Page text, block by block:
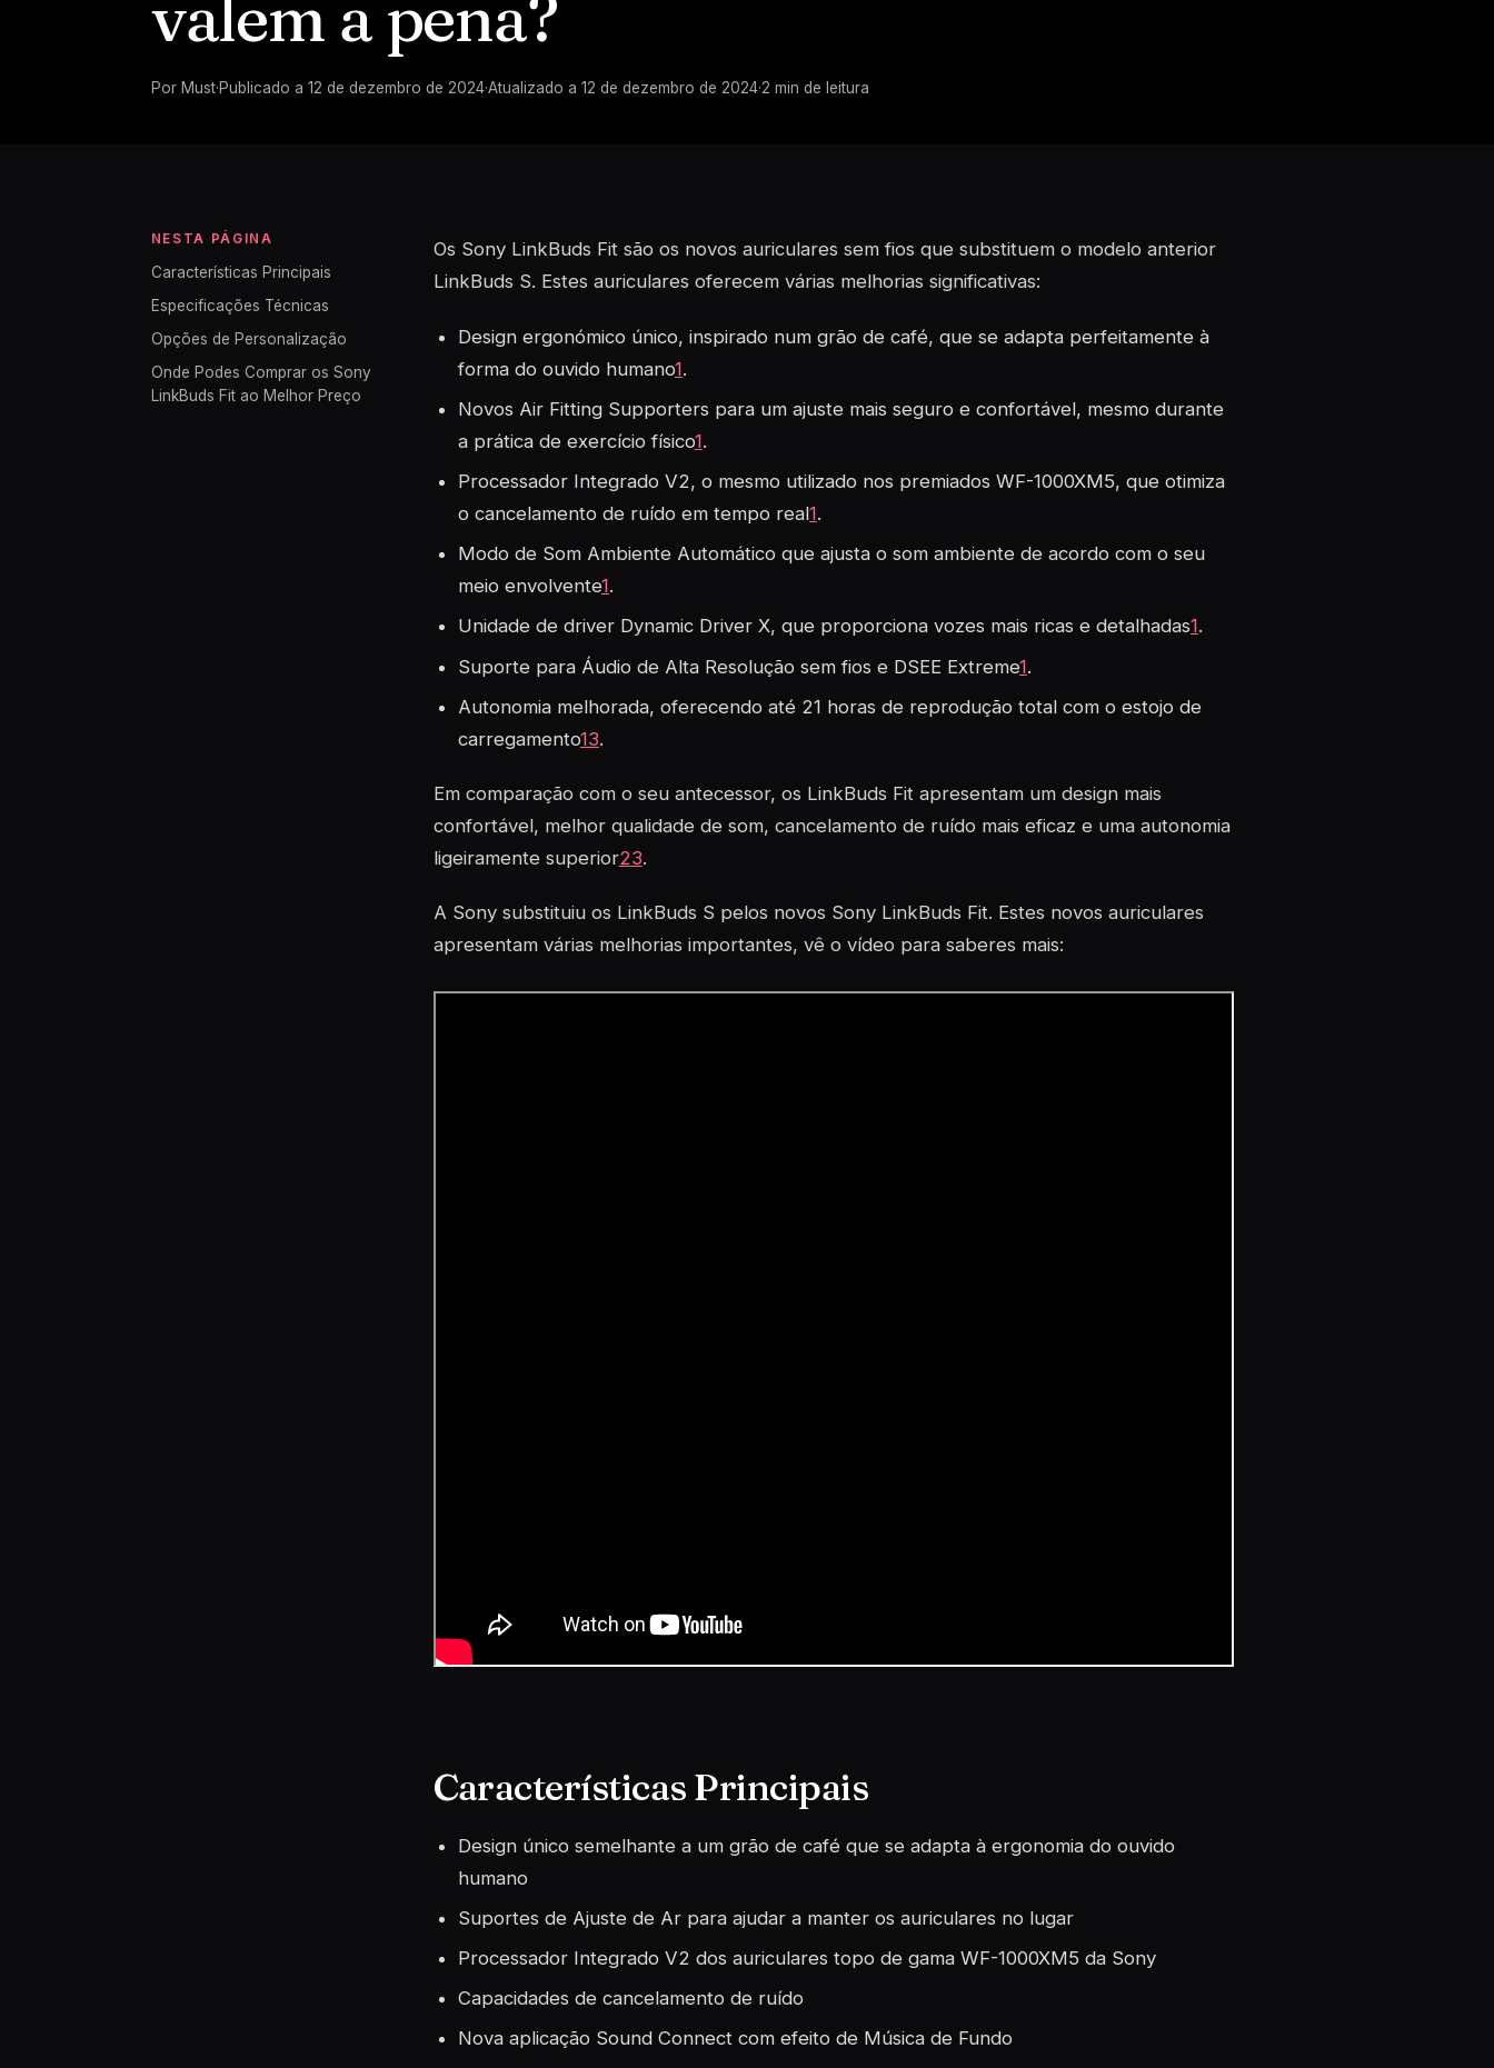
valem a pena?
Por Must·Publicado a 12 de dezembro de 2024·Atualizado a 12 de dezembro de 2024·2 min de leitura
NESTA PÁGINA
Características Principais
Especificações Técnicas
Opções de Personalização
Onde Podes Comprar os Sony
LinkBuds Fit ao Melhor Preço
Os Sony LinkBuds Fit são os novos auriculares sem fios que substituem o modelo anterior
LinkBuds S. Estes auriculares oferecem várias melhorias significativas:
Design ergonómico único, inspirado num grão de café, que se adapta perfeitamente à
forma do ouvido humano1.
Novos Air Fitting Supporters para um ajuste mais seguro e confortável, mesmo durante
a prática de exercício físico1.
Processador Integrado V2, o mesmo utilizado nos premiados WF-1000XM5, que otimiza
o cancelamento de ruído em tempo real1.
Modo de Som Ambiente Automático que ajusta o som ambiente de acordo com o seu
meio envolvente1.
Unidade de driver Dynamic Driver X, que proporciona vozes mais ricas e detalhadas1.
Suporte para Áudio de Alta Resolução sem fios e DSEE Extreme1.
Autonomia melhorada, oferecendo até 21 horas de reprodução total com o estojo de
carregamento13.
Em comparação com o seu antecessor, os LinkBuds Fit apresentam um design mais
confortável, melhor qualidade de som, cancelamento de ruído mais eficaz e uma autonomia
ligeiramente superior23.
A Sony substituiu os LinkBuds S pelos novos Sony LinkBuds Fit. Estes novos auriculares
apresentam várias melhorias importantes, vê o vídeo para saberes mais:
Características Principais
Design único semelhante a um grão de café que se adapta à ergonomia do ouvido
humano
Suportes de Ajuste de Ar para ajudar a manter os auriculares no lugar
Processador Integrado V2 dos auriculares topo de gama WF-1000XM5 da Sony
Capacidades de cancelamento de ruído
Nova aplicação Sound Connect com efeito de Música de Fundo